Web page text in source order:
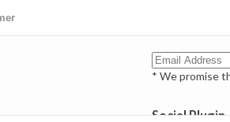
* We promise
Social Plugin